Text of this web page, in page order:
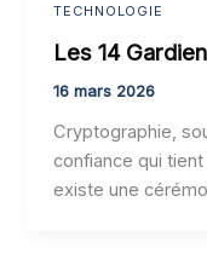
TECHNOLOGIE
Les 14
16 mars 2026
Cryptographie,
confiance qui
existe une